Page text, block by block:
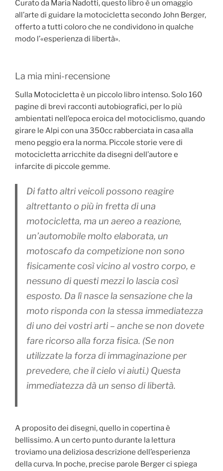
Curato da Maria Nadotti, questo libro è un omaggio
all’arte di guidare la motocicletta secondo John Berger,
offerto a tutti coloro che ne condividono in qualche
modo l’«esperienza di libertà».
La mia mini-recensione
Sulla Motocicletta è un piccolo libro intenso. Solo 160
pagine di brevi racconti autobiografici, per lo più
ambientati nell’epoca eroica del motociclismo, quando
girare le Alpi con una 350cc rabberciata in casa alla
meno peggio era la norma. Piccole storie vere di
motocicletta arricchite da disegni dell’autore e
infarcite di piccole gemme.
Di fatto altri veicoli possono reagire
altrettanto o più in fretta di una
motocicletta, ma un aereo a reazione,
un’automobile molto elaborata, un
motoscafo da competizione non sono
fisicamente così vicino al vostro corpo, e
nessuno di questi mezzi lo lascia così
esposto. Da lì nasce la sensazione che la
moto risponda con la stessa immediatezza
di uno dei vostri arti – anche se non dovete
fare ricorso alla forza fisica. (Se non
utilizzate la forza di immaginazione per
prevedere, che il cielo vi aiuti.) Questa
immediatezza dà un senso di libertà.
A proposito dei disegni, quello in copertina è
bellissimo. A un certo punto durante la lettura
troviamo una deliziosa descrizione dell’esperienza
della curva. In poche, precise parole Berger ci spiega